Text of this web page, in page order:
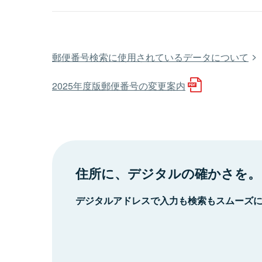
郵便番号検索に使用されているデータについて
2025年度版郵便番号の変更案内
住所に、デジタルの確かさを。
デジタルアドレスで入力も検索もスムーズ